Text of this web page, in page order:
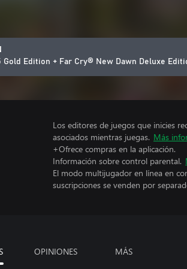
Gold Edition + Far Cry® New Dawn Deluxe
Los editores de juegos que inicies
asociados mientras juegas. Más
+Ofrece compras en la aplicación.
Información sobre control parental.
El modo multijugador en línea en
suscripciones se venden por
OPINIONES MÁS